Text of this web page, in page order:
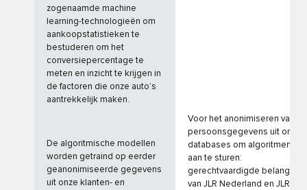
zogenaamde machine
learning-technologieën om
aankoopstatistieken te
bestuderen om het
conversiepercentage te
meten en inzicht te krijgen in
de factoren die onze auto’s
aantrekkelijk maken.
De algoritmische modellen
worden getraind op eerder
geanonimiseerde gegevens
uit onze klanten- en
Voor het anonimiseren van
persoonsgegevens uit onze
databases om algoritmen
aan te sturen:
gerechtvaardigde belangen
van JLR Nederland en JLR